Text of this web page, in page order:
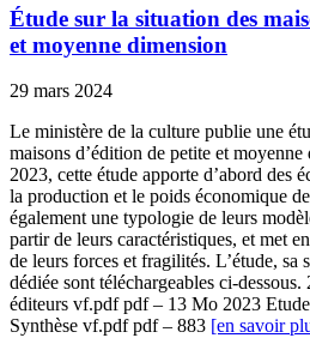
Étude sur la situation des
et moyenne dimension
29 mars 2024
Le ministère de la culture publie une
maisons d’édition de petite et
2023, cette étude apporte d’abord des
la production et le poids économique
également une typologie de leurs
partir de leurs caractéristiques, et met
de leurs forces et fragilités. L’étude, sa
dédiée sont téléchargeables ci-
éditeurs vf.pdf pdf – 13 Mo 2023
Synthèse vf.pdf pdf – 883 [en savoir